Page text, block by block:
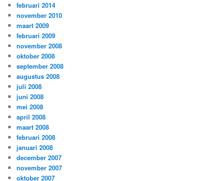
februari 2014
november 2010
maart 2009
februari 2009
november 2008
oktober 2008
september 2008
augustus 2008
juli 2008
juni 2008
mei 2008
april 2008
maart 2008
februari 2008
januari 2008
december 2007
november 2007
oktober 2007